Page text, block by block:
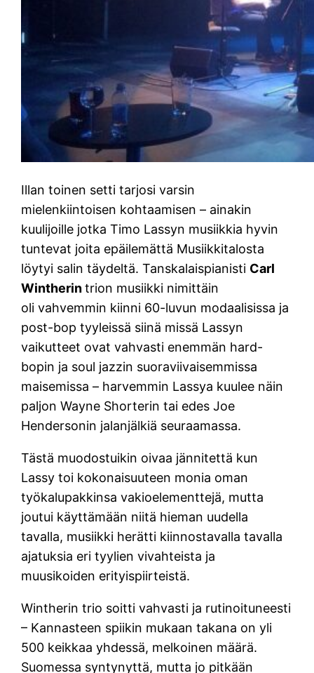
Illan toinen setti tarjosi varsin
mielenkiintoisen kohtaamisen – ainakin
kuulijoille jotka Timo Lassyn musiikkia hyvin
tuntevat joita epäilemättä Musiikkitalosta
löytyi salin täydeltä. Tanskalaispianisti Carl
Wintherintrion musiikki nimittäin
oli vahvemmin kiinni 60-luvun modaalisissa ja
post-bop tyyleissä siinä missä Lassyn
vaikutteet ovat vahvasti enemmän hard-
bopin ja soul jazzin suoraviivaisemmissa
maisemissa – harvemmin Lassya kuulee näin
paljon Wayne Shorterin tai edes Joe
Hendersonin jalanjälkiä seuraamassa.
Tästä muodostuikin oivaa jännitettä kun
Lassy toi kokonaisuuteen monia oman
työkalupakkinsa vakioelementtejä, mutta
joutui käyttämään niitä hieman uudella
tavalla, musiikki herätti kiinnostavalla tavalla
ajatuksia eri tyylien vivahteista ja
muusikoiden erityispiirteistä.
Wintherin trio soitti vahvasti ja rutinoituneesti
– Kannasteen spiikin mukaan takana on yli
500 keikkaa yhdessä, melkoinen määrä.
Suomessa syntynyttä, mutta jo pitkään